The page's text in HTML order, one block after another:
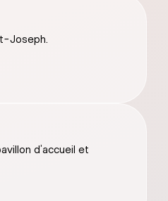
Joseph.
d’accueil et